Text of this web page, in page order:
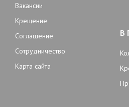
Вакансии
Крещение
Соглашение
Сотрудничество
Карта сайта
В